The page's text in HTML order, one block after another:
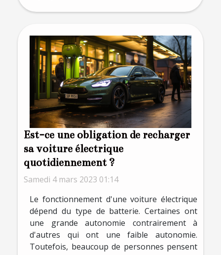
Est-ce une obligation de recharger
sa voiture électrique
quotidiennement ?
Samedi 4 mars 2023 01:14
Le fonctionnement d'une voiture électrique
dépend du type de batterie. Certaines ont
une grande autonomie contrairement à
d'autres qui ont une faible autonomie.
Toutefois, beaucoup de personnes pensent